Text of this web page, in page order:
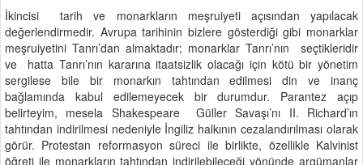
İkincisi tarih ve monarkların meşruiyeti açısından yapılacak
değerlendirmedir. Avrupa tarihinin bizlere gösterdiği gibi monarklar
meşruiyetini Tanrı’dan almaktadır; monarklar Tanrı’nın seçtikleridir
ve hatta Tanrı’nın kararına itaatsizlik olacağı için kötü bir yönetim
sergilese bile bir monarkın tahtından edilmesi din ve inanç
bağlamında kabul edilemeyecek bir durumdur. Parantez açıp
belirteyim, mesela Shakespeare Güller Savaşı’nı II. Richard’ın
tahtından indirilmesi nedeniyle İngiliz halkının cezalandırılması olarak
görür. Protestan reformasyon süreci ile birlikte, özellikle Kalvinist
öğreti ile monarkların tahtından indirilebileceği yönünde argümanlar